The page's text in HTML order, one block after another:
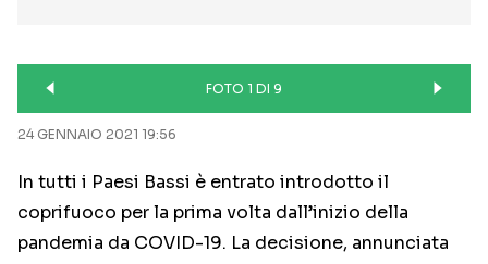
FOTO 1 DI 9
24 GENNAIO 2021 19:56
In tutti i Paesi Bassi è entrato introdotto il
coprifuoco per la prima volta dall’inizio della
pandemia da COVID-19. La decisione, annunciata